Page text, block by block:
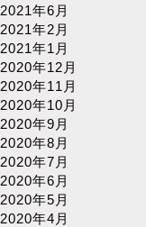
2021年6月
2021年2月
2021年1月
2020年12月
2020年11月
2020年10月
2020年9月
2020年8月
2020年7月
2020年6月
2020年5月
2020年4月